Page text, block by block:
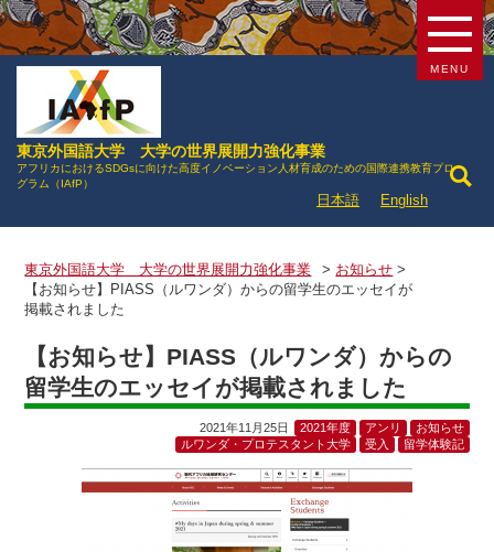
東京外国語大学 大学の世界展開力強化事業
アフリカにおけるSDGsに向けた高度イノベーション人材育成のための国際連携教育プロ
グラム（IAfP）
日本語 English
MENU
東京外国語大学 大学の世界展開力強化事業 > お知らせ >
【お知らせ】PIASS（ルワンダ）からの留学生のエッセイが
掲載されました
【お知らせ】PIASS（ルワンダ）からの
留学生のエッセイが掲載されました
2021年11月25日 2021年度 アンリ
お知らせ
ルワンダ・プロテスタント大学
受入 留学体験記